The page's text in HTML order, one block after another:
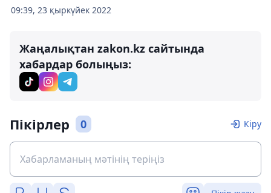
09:39, 23 қыркүйек 2022
Жаңалықтан zakon.kz сайтында
хабардар болыңыз:
Пікірлер 0 Кіру